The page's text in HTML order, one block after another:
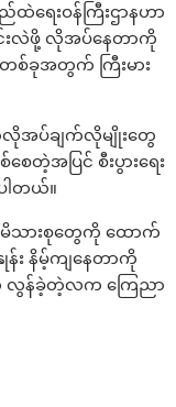
ရေးဝန်ကြီးဌာနဟာ
င်းလဲဖို့ လိုအပ်နေတာကို
တစ်ခုအတွက် ကြီးမား
ာလိုအပ်ချက်လိုမျိုးတွေ
ေတဲ့အပြင် စီးပွားရေး
ါတယ်။
မိသားစုတွေကို ထောက်
န်း နိမ့်ကျနေတာကို
လွန်ခဲ့တဲ့လက ကြေညာ